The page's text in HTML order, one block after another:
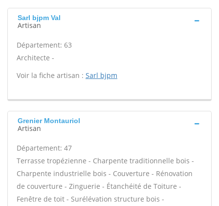
Sarl bjpm Val
Artisan
Département: 63
Architecte -
Voir la fiche artisan : Sarl bjpm
Grenier Montauriol
Artisan
Département: 47
Terrasse tropézienne - Charpente traditionnelle bois -
Charpente industrielle bois - Couverture - Rénovation
de couverture - Zinguerie - Étanchéité de Toiture -
Fenêtre de toit - Surélévation structure bois -